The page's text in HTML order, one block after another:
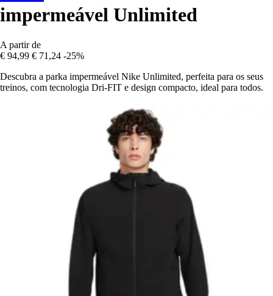
impermeável Unlimited
A partir de
€ 94,99 € 71,24 -25%
Descubra a parka impermeável Nike Unlimited, perfeita para os seus
treinos, com tecnologia Dri-FIT e design compacto, ideal para todos.